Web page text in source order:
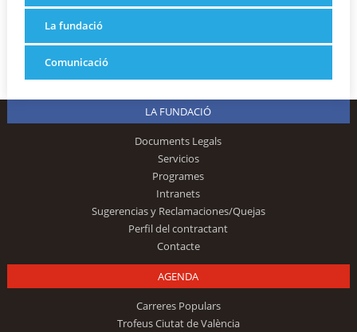
La fundació
Comunicació
LA FUNDACIÓ
Documents Legals
Servicios
Programes
Intranets
Sugerencias y Reclamaciones/Quejas
Perfil del contractant
Contacte
AGENDA
Carreres Populars
Trofeus Ciutat de València